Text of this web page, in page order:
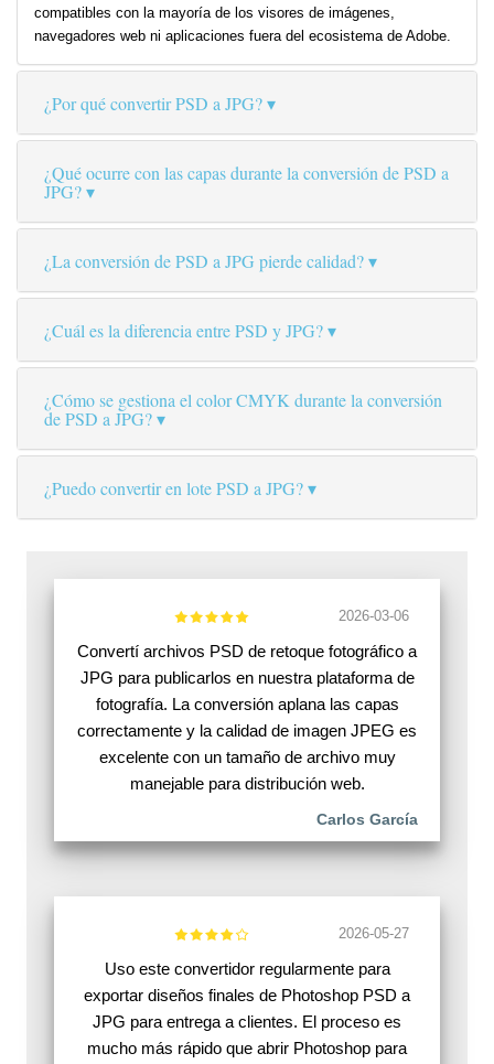
compatibles con la mayoría de los visores de imágenes,
navegadores web ni aplicaciones fuera del ecosistema de Adobe.
¿Por qué convertir PSD a JPG?
¿Qué ocurre con las capas durante la conversión de PSD a
JPG?
¿La conversión de PSD a JPG pierde calidad?
¿Cuál es la diferencia entre PSD y JPG?
¿Cómo se gestiona el color CMYK durante la conversión
de PSD a JPG?
¿Puedo convertir en lote PSD a JPG?
2026-03-06
Convertí archivos PSD de retoque fotográfico a
JPG para publicarlos en nuestra plataforma de
fotografía. La conversión aplana las capas
correctamente y la calidad de imagen JPEG es
excelente con un tamaño de archivo muy
manejable para distribución web.
Carlos García
2026-05-27
Uso este convertidor regularmente para
exportar diseños finales de Photoshop PSD a
JPG para entrega a clientes. El proceso es
mucho más rápido que abrir Photoshop para